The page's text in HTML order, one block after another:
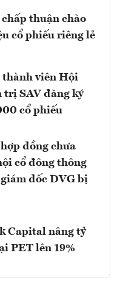
thuận chào
cổ phiếu riêng lẻ
thành viên Hội
trị SAV đăng ký
cổ phiếu
đồng chưa
cổ đông thông
đốc DVG bị
Capital nâng tỷ
PET lên 19%